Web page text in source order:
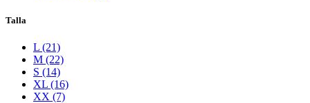
Talla
L (21)
M (22)
S (14)
XL (16)
XX (7)